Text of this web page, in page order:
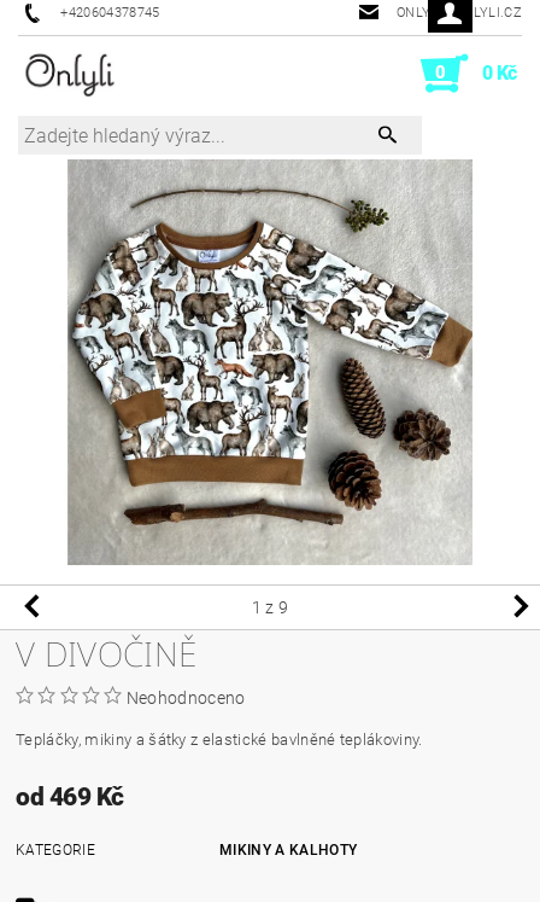
+420604378745 ONLYLI@ONLYLI.CZ
0 0 Kč
1 z 9
V DIVOČINĚ
Neohodnoceno
Tepláčky, mikiny a šátky z elastické bavlněné teplákoviny.
od 469 Kč
KATEGORIE MIKINY A KALHOTY